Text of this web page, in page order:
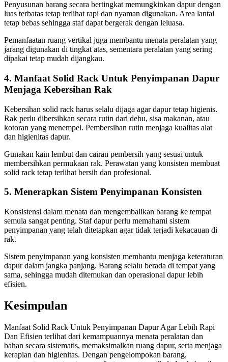
Penyusunan barang secara bertingkat memungkinkan dapur dengan
luas terbatas tetap terlihat rapi dan nyaman digunakan. Area lantai
tetap bebas sehingga staf dapat bergerak dengan leluasa.
Pemanfaatan ruang vertikal juga membantu menata peralatan yang
jarang digunakan di tingkat atas, sementara peralatan yang sering
dipakai tetap mudah dijangkau.
4. Manfaat Solid Rack Untuk Penyimpanan Dapur
Menjaga Kebersihan Rak
Kebersihan solid rack harus selalu dijaga agar dapur tetap higienis.
Rak perlu dibersihkan secara rutin dari debu, sisa makanan, atau
kotoran yang menempel. Pembersihan rutin menjaga kualitas alat
dan higienitas dapur.
Gunakan kain lembut dan cairan pembersih yang sesuai untuk
membersihkan permukaan rak. Perawatan yang konsisten membuat
solid rack tetap terlihat bersih dan profesional.
5. Menerapkan Sistem Penyimpanan Konsisten
Konsistensi dalam menata dan mengembalikan barang ke tempat
semula sangat penting. Staf dapur perlu memahami sistem
penyimpanan yang telah ditetapkan agar tidak terjadi kekacauan di
rak.
Sistem penyimpanan yang konsisten membantu menjaga keteraturan
dapur dalam jangka panjang. Barang selalu berada di tempat yang
sama, sehingga mudah ditemukan dan operasional dapur lebih
efisien.
Kesimpulan
Manfaat Solid Rack Untuk Penyimpanan Dapur Agar Lebih Rapi
Dan Efisien terlihat dari kemampuannya menata peralatan dan
bahan secara sistematis, memaksimalkan ruang dapur, serta menjaga
kerapian dan higienitas. Dengan pengelompokan barang,